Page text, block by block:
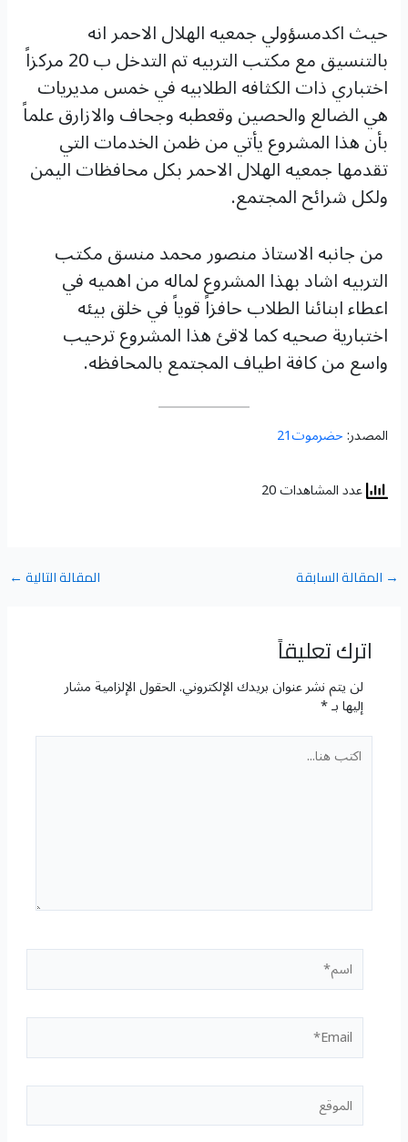
حيث اكدمسؤولي جمعيه الهلال الاحمر انه
بالتنسيق مع مكتب التربيه تم التدخل ب 20 مركزاً
اختباري ذات الكثافه الطلابيه في خمس مديريات
هي الضالع والحصين وقعطبه وجحاف والازارق علماً
بأن هذا المشروع يأتي من ظمن الخدمات التي
تقدمها جمعيه الهلال الاحمر بكل محافظات اليمن
ولكل شرائح المجتمع.
من جانبه الاستاذ منصور محمد منسق مكتب
التربيه اشاد بهذا المشروع لماله من اهميه في
اعطاء ابنائنا الطلاب حافزاً قوياً في خلق بيئه
اختبارية صحيه كما لاقئ هذا المشروع ترحيب
واسع من كافة اطياف المجتمع بالمحافظه.
المصدر:حضرموت21
عدد المشاهدات 20
→ المقالة السابقة المقالة التالية ←
اترك تعليقاً
لن يتم نشر عنوان بريدك الإلكتروني.الحقول الإلزامية مشار
إليها بـ*
اكتب
هنا...
اسم*
Email*
الموقع